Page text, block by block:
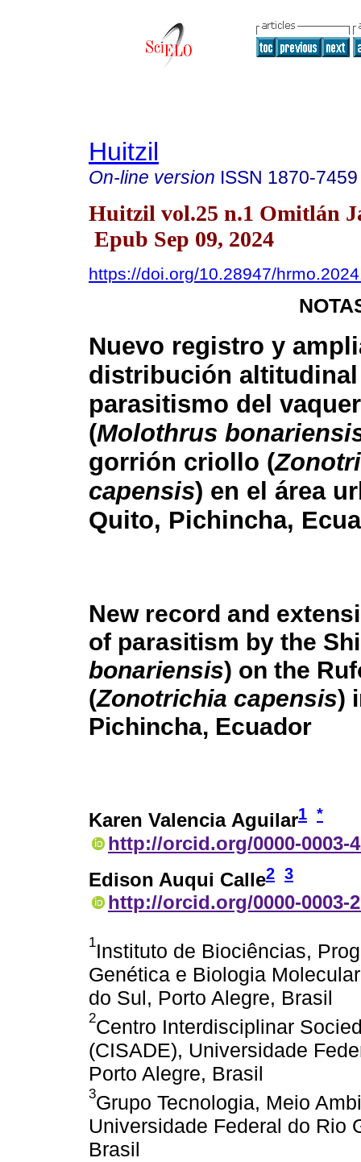
Huitzil
On-line version ISSN 1870-7459
Huitzil vol.25 n.1 Omitlán
Epub Sep 09, 2024
https://doi.org/10.28947/
Nuevo registro y
distribución
parasitismo del
(Molothrus
gorrión criollo (
capensis) en el área
Quito, Pichincha,
New record and
of parasitism by the
bonariensis) on the
(Zonotrichia capensis)
Pichincha, Ecuador
Karen Valencia Aguilar1 *
http://orcid.org/0000-0003-
Edison Auqui Calle2 3
http://orcid.org/0000-0003-
1Instituto de Biociências,
Genética e Biologia
do Sul, Porto Alegre, Brasil
2Centro Interdisciplinar
(CISADE), Universidade
Porto Alegre, Brasil
3Grupo Tecnologia, Meio
Universidade Federal do Rio
Brasil